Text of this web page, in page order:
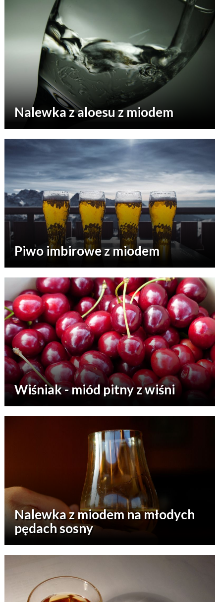
Nalewka z aloesu z miodem
Piwo imbirowe z miodem
Wiśniak - miód pitny z wiśni
Nalewka z miodem na młodych
pędach sosny